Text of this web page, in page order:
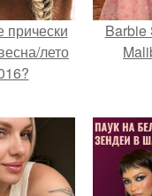
лето
Barbie